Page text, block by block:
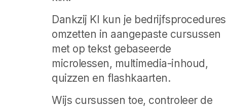
Dankzij KI kun je bedrijfsprocedures
omzetten in aangepaste cursussen
met op tekst gebaseerde
microlessen, multimedia-inhoud,
quizzen en flashkaarten.
Wijs cursussen toe, controleer de